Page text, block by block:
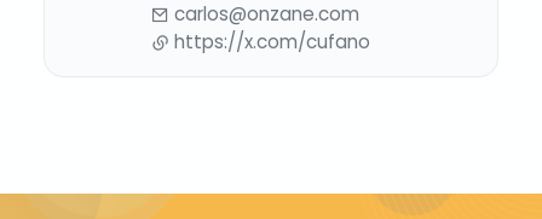
carlos@onzane.com
https://x.com/cufano